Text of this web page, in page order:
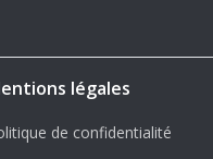
légales
de confidentialité